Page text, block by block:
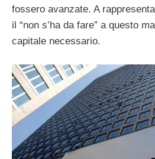
fossero avanzate. A
il “non s’ha da fare” a questo
capitale necessario.